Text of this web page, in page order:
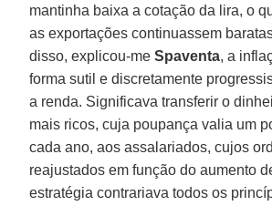
mantinha baixa a cotação da lira, o
as exportações continuassem
disso, explicou-meSpaventa, a
forma sutil e discretamente
a renda. Significava transferir o
mais ricos, cuja poupança valia um
cada ano, aos assalariados, cujos
reajustados em função do aumento
estratégia contrariava todos os